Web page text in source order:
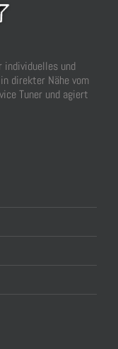
individuelles und
direkter Nähe vom
Tuner und agiert